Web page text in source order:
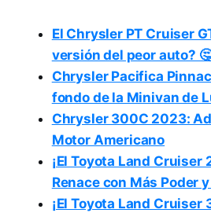
El Chrysler PT Cruiser
versión del peor auto?
Chrysler Pacifica
fondo de la Minivan de
Chrysler 300C 2023:
Motor Americano
¡El Toyota Land Cruiser
Renace con Más Poder
¡El Toyota Land Cruiser